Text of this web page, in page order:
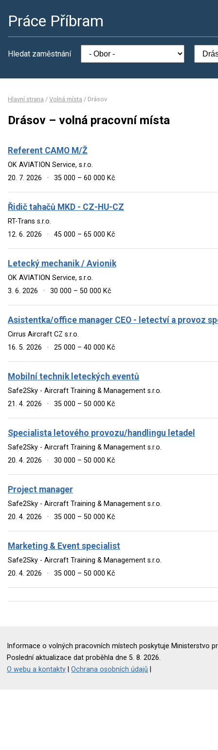
Práce Příbram
Hledat zaměstnání
Hlavní strana / Volná místa / Drásov
Drásov – volná pracovní místa
Referent CAMO M/Ž
OK AVIATION Service, s.r.o.
20. 7. 2026
· 35 000 – 60 000 Kč
Řidič tahačů MKD - CZ-HU-CZ
RT-Trans s.r.o.
12. 6. 2026
· 45 000 – 65 000 Kč
Letecký mechanik / Avionik
OK AVIATION Service, s.r.o.
3. 6. 2026
· 30 000 – 50 000 Kč
Asistentka/office manager CEO - letectví a provoz
Cirrus Aircraft CZ s.r.o.
16. 5. 2026
· 25 000 – 40 000 Kč
Mobilní technik leteckých eventů
Safe2Sky - Aircraft Training & Management s.r.o.
21. 4. 2026
· 35 000 – 50 000 Kč
Specialista letového provozu/handlingu letadel
Safe2Sky - Aircraft Training & Management s.r.o.
20. 4. 2026
· 30 000 – 50 000 Kč
Project manager
Safe2Sky - Aircraft Training & Management s.r.o.
20. 4. 2026
· 35 000 – 50 000 Kč
Marketing & Event specialist
Safe2Sky - Aircraft Training & Management s.r.o.
20. 4. 2026
· 35 000 – 50 000 Kč
Informace o volných pracovních místech poskytuje Ministerstvo
Poslední aktualizace dat proběhla dne 5. 8. 2026.
O webu a kontakty |Ochrana osobních údajů